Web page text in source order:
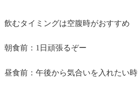
飲むタイミングは空腹時がおすすめ
朝食前：1日頑張るぞー
昼食前：午後から気合いを入れたい時